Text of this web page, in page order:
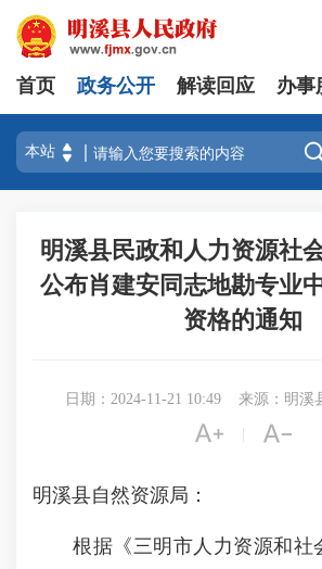
首页 政务公开 解读回应 办事

明溪县民政和人力资源社
公布肖建安同志地勘专业
资格的通知
日期：2024-11-21 10:49 来源：明溪
 
明溪县自然资源局：
根据《三明市人力资源和社